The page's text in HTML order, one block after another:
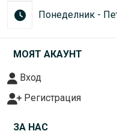
Понеделник -
МОЯТ АКАУНТ
Вход
Регистрация
ЗА НАС